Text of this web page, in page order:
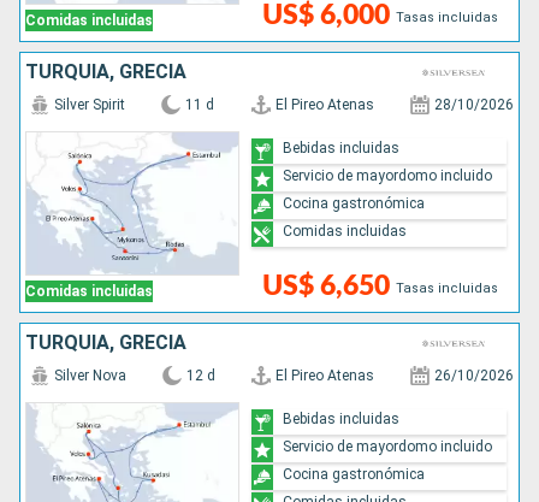
Comidas incluidas US$ 6,000 Tasas incluidas
TURQUÍA, GRECIA
Comidas incluidas
Silver Spirit 11 d El Pireo Atenas 28/10/2026
US$ 6,650 Tasas incluidas
Bebidas incluidas
Servicio de mayordomo incluido
Cocina gastronómica
Comidas incluidas
TURQUÍA, GRECIA
Silver Nova 12 d El Pireo Atenas 26/10/2026
Bebidas incluidas
Servicio de mayordomo incluido
Cocina gastronómica